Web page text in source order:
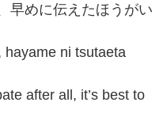
早めに伝えたほうがい
ni tsutaeta
after all, it’s best to